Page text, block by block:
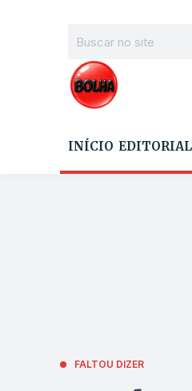
INÍCIO EDITORIAL
FALTOU DIZER